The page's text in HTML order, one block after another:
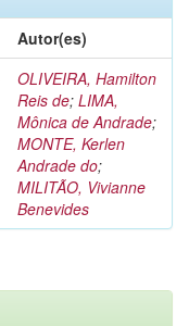
Autor(es)
OLIVEIRA, Hamilton
Reis de; LIMA,
Mônica de Andrade;
MONTE, Kerlen
Andrade do;
MILITÃO, Vivianne
Benevides